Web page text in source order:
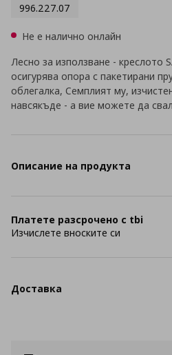
996.227.07
Не е налично онлайн
Лесно за използване - креслото
осигурява опора с пакетирани
облегалка, Семплият му,
навсякъде - а вие можете да
Описание на продукта
Платете разсрочено с tbi
Изчислете вноските си
Доставка